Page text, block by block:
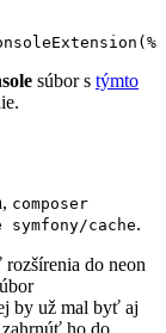
súbor s týmto
composer
symfony/cache.
rozšírenia do neon
by už mal byť aj